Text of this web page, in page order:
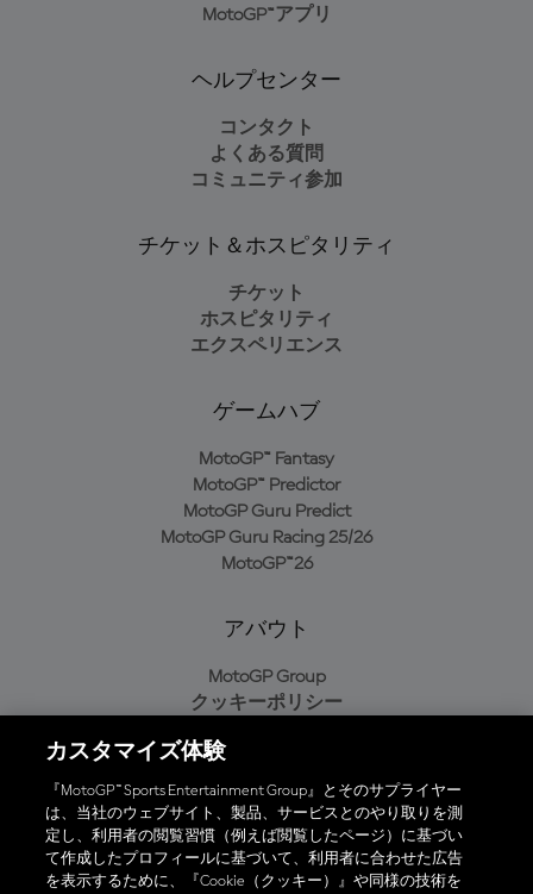
MotoGP™アプリ
ヘルプセンター
コンタクト
よくある質問
コミュニティ参加
チケット＆ホスピタリティ
チケット
ホスピタリティ
エクスペリエンス
ゲームハブ
MotoGP™ Fantasy
MotoGP™ Predictor
MotoGP Guru Predict
MotoGP Guru Racing 25/26
MotoGP™26
アバウト
MotoGP Group
クッキーポリシー
プライバシーポリシー
購入ポリシー
オフィシャルアプリ
カスタマイズ体験
『MotoGP™ Sports Entertainment Group』とそのサプライヤー
は、当社のウェブサイト、製品、サービスとのやり取りを測
定し、利用者の閲覧習慣（例えば閲覧したページ）に基づい
て作成したプロフィールに基づいて、利用者に合わせた広告
を表示するために、『Cookie（クッキー）』や同様の技術を